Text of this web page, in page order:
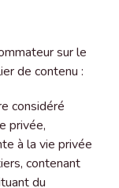
sur le
de contenu :
considéré
privée,
à la vie privée
contenant
du